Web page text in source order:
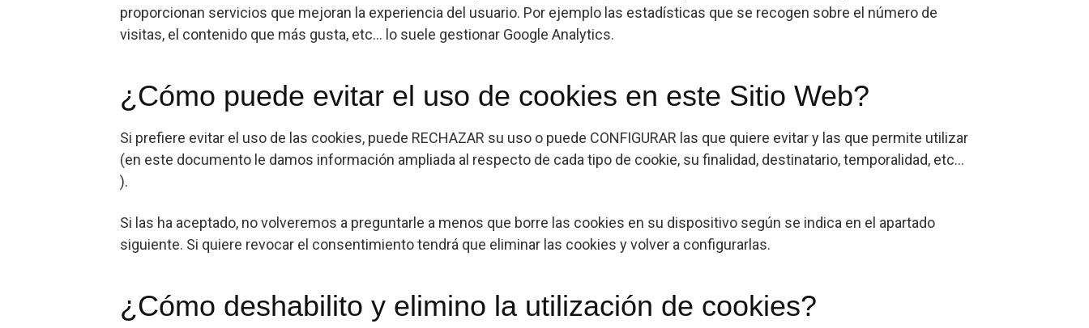
proporcionan servicios que mejoran la experiencia del usuario. Por ejemplo las estadísticas que se recogen sobre el número de
visitas, el contenido que más gusta, etc... lo suele gestionar Google Analytics.
¿Cómo puede evitar el uso de cookies en este Sitio Web?
Si prefiere evitar el uso de las cookies, puede RECHAZAR su uso o puede CONFIGURAR las que quiere evitar y las que permite utilizar
(en este documento le damos información ampliada al respecto de cada tipo de cookie, su finalidad, destinatario, temporalidad, etc...
).
Si las ha aceptado, no volveremos a preguntarle a menos que borre las cookies en su dispositivo según se indica en el apartado
siguiente. Si quiere revocar el consentimiento tendrá que eliminar las cookies y volver a configurarlas.
¿Cómo deshabilito y elimino la utilización de cookies?